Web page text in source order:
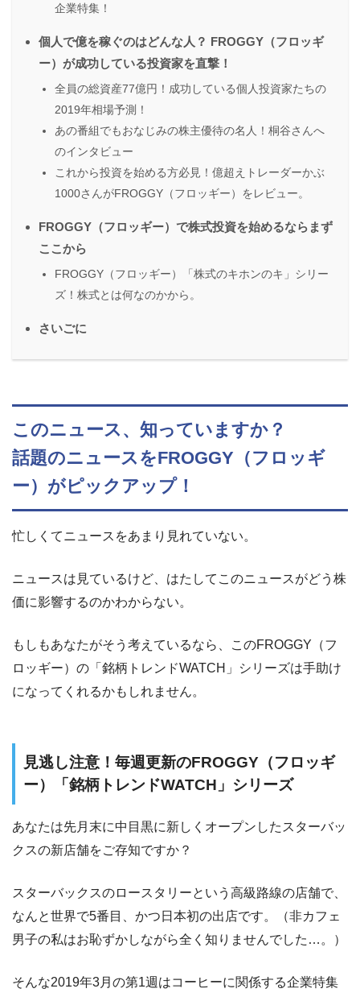
企業特集！
個人で億を稼ぐのはどんな人？ FROGGY（フロッギ
ー）が成功している投資家を直撃！
全員の総資産77億円！成功している個人投資家たちの
2019年相場予測！
あの番組でもおなじみの株主優待の名人！桐谷さんへ
のインタビュー
これから投資を始める方必見！億超えトレーダーかぶ
1000さんがFROGGY（フロッギー）をレビュー。
FROGGY（フロッギー）で株式投資を始めるならまず
ここから
FROGGY（フロッギー）「株式のキホンのキ」シリー
ズ！株式とは何なのかから。
さいごに
このニュース、知っていますか？
話題のニュースをFROGGY（フロッギ
ー）がピックアップ！
忙しくてニュースをあまり見れていない。
ニュースは見ているけど、はたしてこのニュースがどう株
価に影響するのかわからない。
もしもあなたがそう考えているなら、このFROGGY（フ
ロッギー）の「銘柄トレンドWATCH」シリーズは手助け
になってくれるかもしれません。
見逃し注意！毎週更新のFROGGY（フロッギ
ー）「銘柄トレンドWATCH」シリーズ
あなたは先月末に中目黒に新しくオープンしたスターバッ
クスの新店舗をご存知ですか？
スターバックスのロースタリーという高級路線の店舗で、
なんと世界で5番目、かつ日本初の出店です。（非カフェ
男子の私はお恥ずかしながら全く知りませんでした…。）
そんな2019年3月の第1週はコーヒーに関係する企業特集